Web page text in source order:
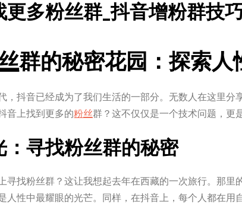
更多粉丝群_抖音增粉群技
群的秘密花园：探索人
，抖音已经成为了我们生活的一部分。无数人在这里分
音上找到更多的粉丝群？这不仅仅是一个技术问题，更
：寻找粉丝群的秘密
寻找粉丝群？这让我想起去年在西藏的一次旅行。那
人性中最耀眼的光芒。同样，在抖音上，每个人都在用